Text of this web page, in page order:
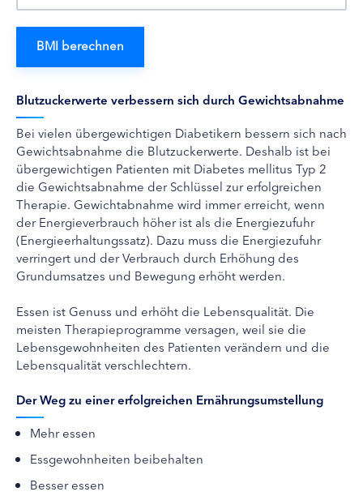
Blutzuckerwerte verbessern sich durch Gewichtsabnahme
Bei vielen übergewichtigen Diabetikern bessern sich nach
Gewichtsabnahme die Blutzuckerwerte. Deshalb ist bei
übergewichtigen Patienten mit Diabetes mellitus Typ 2
die Gewichtsabnahme der Schlüssel zur erfolgreichen
Therapie. Gewichtabnahme wird immer erreicht, wenn
der Energieverbrauch höher ist als die Energiezufuhr
(Energieerhaltungssatz). Dazu muss die Energiezufuhr
verringert und der Verbrauch durch Erhöhung des
Grundumsatzes und Bewegung erhöht werden.
Essen ist Genuss und erhöht die Lebensqualität. Die
meisten Therapieprogramme versagen, weil sie die
Lebensgewohnheiten des Patienten verändern und die
Lebensqualität verschlechtern.
Der Weg zu einer erfolgreichen Ernährungsumstellung
Mehr essen
Essgewohnheiten beibehalten
Besser essen